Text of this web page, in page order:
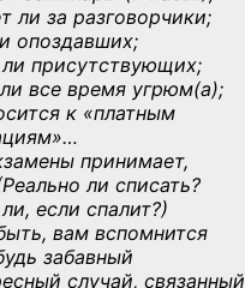
ли за разговорчики;
опоздавших;
присутствующих;
все время угрюм(а);
к «платным
…
принимает,
ли списать?
если спалит?)
вам вспомнится
забавный
случай, связанный